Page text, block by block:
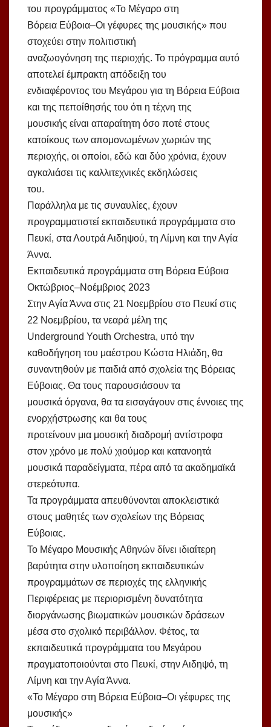
του προγράμματος «Το Μέγαρο στη
Βόρεια Εύβοια‒Οι γέφυρες της μουσικής» που
στοχεύει στην πολιτιστική
αναζωογόνηση της περιοχής. Το πρόγραμμα αυτό
αποτελεί έμπρακτη απόδειξη του
ενδιαφέροντος του Μεγάρου για τη Βόρεια Εύβοια
και της πεποίθησής του ότι η τέχνη της
μουσικής είναι απαραίτητη όσο ποτέ στους
κατοίκους των απομονωμένων χωριών της
περιοχής, οι οποίοι, εδώ και δύο χρόνια, έχουν
αγκαλιάσει τις καλλιτεχνικές εκδηλώσεις
του.
Παράλληλα με τις συναυλίες, έχουν
προγραμματιστεί εκπαιδευτικά προγράμματα στο
Πευκί, στα Λουτρά Αιδηψού, τη Λίμνη και την Αγία
Άννα.
Εκπαιδευτικά προγράμματα στη Βόρεια Εύβοια
Οκτώβριος–Νοέμβριος 2023
Στην Αγία Άννα στις 21 Νοεμβρίου στο Πευκί στις
22 Νοεμβρίου, τα νεαρά μέλη της
Underground Youth Orchestra, υπό την
καθοδήγηση του μαέστρου Κώστα Ηλιάδη, θα
συναντηθούν με παιδιά από σχολεία της Βόρειας
Εύβοιας. Θα τους παρουσιάσουν τα
μουσικά όργανα, θα τα εισαγάγουν στις έννοιες της
ενορχήστρωσης και θα τους
προτείνουν μια μουσική διαδρομή αντίστροφα
στον χρόνο με πολύ χιούμορ και κατανοητά
μουσικά παραδείγματα, πέρα από τα ακαδημαϊκά
στερεότυπα.
Τα προγράμματα απευθύνονται αποκλειστικά
στους μαθητές των σχολείων της Βόρειας
Εύβοιας.
Το Μέγαρο Μουσικής Αθηνών δίνει ιδιαίτερη
βαρύτητα στην υλοποίηση εκπαιδευτικών
προγραμμάτων σε περιοχές της ελληνικής
Περιφέρειας με περιορισμένη δυνατότητα
διοργάνωσης βιωματικών μουσικών δράσεων
μέσα στο σχολικό περιβάλλον. Φέτος, τα
εκπαιδευτικά προγράμματα του Μεγάρου
πραγματοποιούνται στο Πευκί, στην Αιδηψό, τη
Λίμνη και την Αγία Άννα.
«Το Μέγαρο στη Βόρεια Εύβοια–Οι γέφυρες της
μουσικής»